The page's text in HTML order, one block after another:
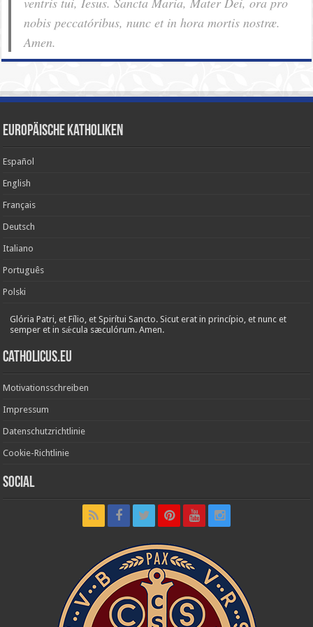
nobis pec­ca­tóribus, nunc et in hora mortis nostræ.
Amen.
Europäische Katholiken
Español
English
Français
Deutsch
Italiano
Português
Polski
Glória Patri, et Fílio, et Spirítui Sancto. Sicut erat in princípio, et nunc et
semper et in sǽcula sæculórum. Amen.
Catholicus.eu
Motivationsschreiben
Impressum
Datenschutzrichtlinie
Cookie-Richtlinie
Social